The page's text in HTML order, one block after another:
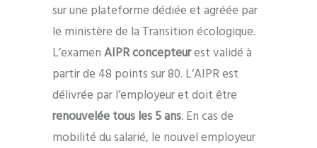
sur une plateforme dédiée et agréée par
le ministère de la Transition écologique.
L’examenAIPR concepteurest validé à
partir de 48 points sur 80. L’AIPR est
délivrée par l’employeur et doit être
renouvelée tous les 5 ans. En cas de
mobilité du salarié, le nouvel employeur